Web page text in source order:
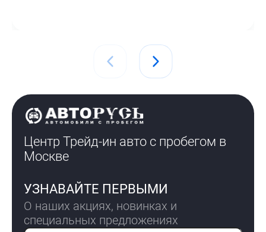
Центр Трейд-ин авто с пробегом в
Москве
УЗНАВАЙТЕ ПЕРВЫМИ
О наших акциях, новинках и
специальных предложениях
Электронная почта